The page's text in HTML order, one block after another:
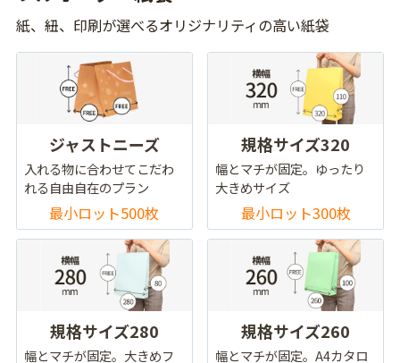
紙、紐、印刷が選べるオリジナリティの高い紙袋
ジャストニーズ
入れる物に合わせてこだわ
れる自由自在のプラン
最小ロット500枚
規格サイズ320
幅とマチが固定。ゆったり
大きめサイズ
最小ロット300枚
規格サイズ280
幅とマチが固定。大きめフ
規格サイズ260
幅とマチが固定。A4カタロ